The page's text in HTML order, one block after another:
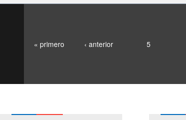
« primero ‹ anterior 5